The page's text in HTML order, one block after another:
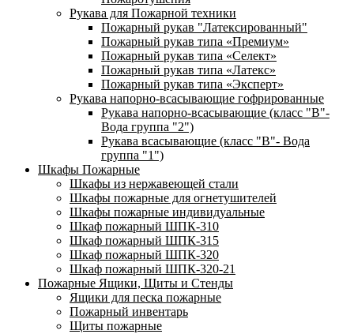
Рукава для Пожарной техники
Пожарный рукав "Латексированный"
Пожарный рукав типа «Премиум»
Пожарный рукав типа «Селект»
Пожарный рукав типа «Латекс»
Пожарный рукав типа «Эксперт»
Рукава напорно-всасывающие гофрированные
Рукава напорно-всасывающие (класс "В"-
Вода группа "2")
Рукава всасывающие (класс "В"- Вода
группа "1")
Шкафы Пожарные
Шкафы из нержавеющей стали
Шкафы пожарные для огнетушителей
Шкафы пожарные индивидуальные
Шкаф пожарный ШПК-310
Шкаф пожарный ШПК-315
Шкаф пожарный ШПК-320
Шкаф пожарный ШПК-320-21
Пожарные Ящики, Щиты и Стенды
Ящики для песка пожарные
Пожарный инвентарь
Щиты пожарные